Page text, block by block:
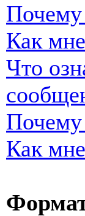
Почему
Как
Что
Почему
Как